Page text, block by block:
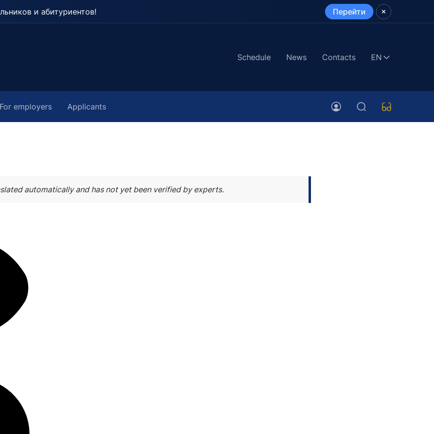
и абитуриентов! Перейти
Schedule News Contacts EN
For employers Applicants
automatically and has not yet been verified by experts.